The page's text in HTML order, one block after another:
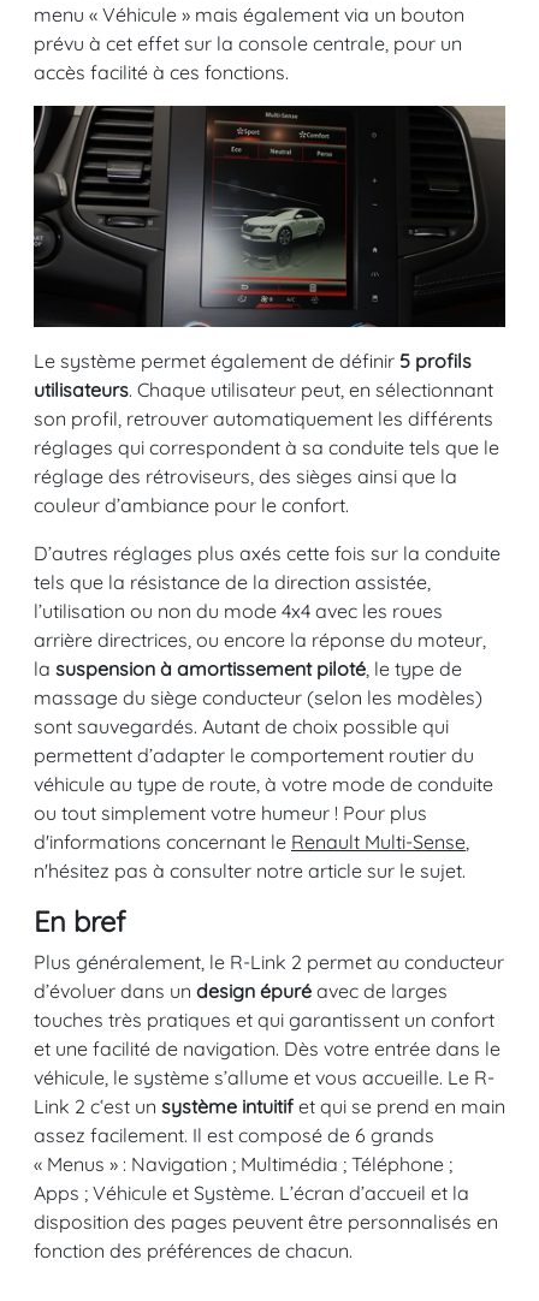
menu « Véhicule » mais également via un bouton
prévu à cet effet sur la console centrale, pour un
accès facilité à ces fonctions.
Le système permet également de définir 5 profils
utilisateurs. Chaque utilisateur peut, en sélectionnant
son profil, retrouver automatiquement les différents
réglages qui correspondent à sa conduite tels que le
réglage des rétroviseurs, des sièges ainsi que la
couleur d’ambiance pour le confort.
D’autres réglages plus axés cette fois sur la conduite
tels que la résistance de la direction assistée,
l’utilisation ou non du mode 4x4 avec les roues
arrière directrices, ou encore la réponse du moteur,
la suspension à amortissement piloté, le type de
massage du siège conducteur (selon les modèles)
sont sauvegardés. Autant de choix possible qui
permettent d’adapter le comportement routier du
véhicule au type de route, à votre mode de conduite
ou tout simplement votre humeur ! Pour plus
d'informations concernant le Renault Multi-Sense,
n'hésitez pas à consulter notre article sur le sujet.
En bref
Plus généralement, le R-Link 2 permet au conducteur
d’évoluer dans un design épuré avec de larges
touches très pratiques et qui garantissent un confort
et une facilité de navigation. Dès votre entrée dans le
véhicule, le système s’allume et vous accueille. Le R-
Link 2 c‘est un système intuitif et qui se prend en main
assez facilement. Il est composé de 6 grands
« Menus » : Navigation ; Multimédia ; Téléphone ;
Apps ; Véhicule et Système. L’écran d’accueil et la
disposition des pages peuvent être personnalisés en
fonction des préférences de chacun.